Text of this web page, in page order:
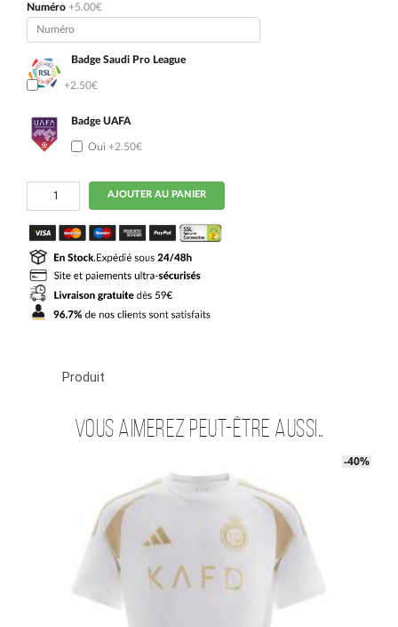
Numéro +5.00€
Badge Saudi Pro League
Oui +2.50€
Badge UAFA
Oui +2.50€
quantité
Maillot
Enfant
Al
Nassr
Third
2024
2025
AJOUTER AU PANIER
Produit
Vous aimerez peut-être aussi…
-40%
-40%